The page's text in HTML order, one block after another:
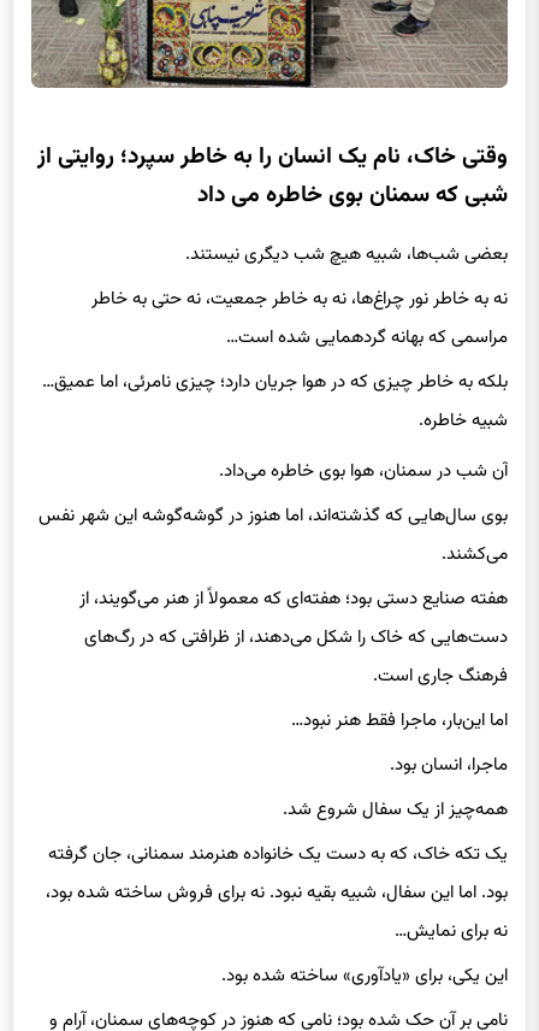
وقتی خاک، نام یک انسان را به خاطر سپرد؛ روایتی از
شبی که سمنان بوی خاطره می داد
بعضی شب‌ها، شبیه هیچ شب دیگری نیستند.
نه به خاطر نور چراغ‌ها، نه به خاطر جمعیت، نه حتی به خاطر
مراسمی که بهانه گردهمایی شده است…
بلکه به خاطر چیزی که در هوا جریان دارد؛ چیزی نامرئی، اما عمیق…
شبیه خاطره.
آن شب در سمنان، هوا بوی خاطره می‌داد.
بوی سال‌هایی که گذشته‌اند، اما هنوز در گوشه‌گوشه این شهر نفس
می‌کشند.
هفته صنایع دستی بود؛ هفته‌ای که معمولاً از هنر می‌گویند، از
دست‌هایی که خاک را شکل می‌دهند، از ظرافتی که در رگ‌های
فرهنگ جاری است.
اما این‌بار، ماجرا فقط هنر نبود…
ماجرا، انسان بود.
همه‌چیز از یک سفال شروع شد.
یک تکه خاک، که به دست یک خانواده هنرمند سمنانی، جان گرفته
بود. اما این سفال، شبیه بقیه نبود. نه برای فروش ساخته شده بود،
نه برای نمایش…
این یکی، برای «یادآوری» ساخته شده بود.
نامی بر آن حک شده بود؛ نامی که هنوز در کوچه‌های سمنان، آرام و